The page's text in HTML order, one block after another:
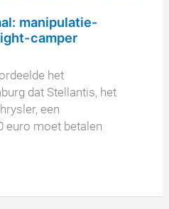
manipulatie-
camper
het
dat Stellantis, het
een
euro moet betalen